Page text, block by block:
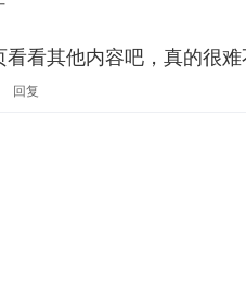
看看其他内容吧，真的很难
回复